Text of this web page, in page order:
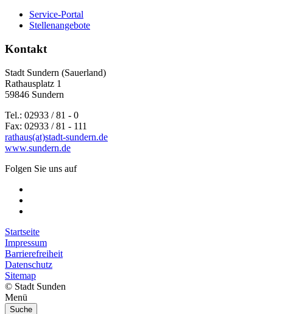
Service-Portal
Stellenangebote
Kontakt
Stadt Sundern (Sauerland)
Rathausplatz 1
59846 Sundern
Tel.: 02933 / 81 - 0
Fax: 02933 / 81 - 111
rathaus(at)stadt-sundern.de
www.sundern.de
Folgen Sie uns auf
Startseite
Impressum
Barrierefreiheit
Datenschutz
Sitemap
© Stadt Sunden
Menü
Suche